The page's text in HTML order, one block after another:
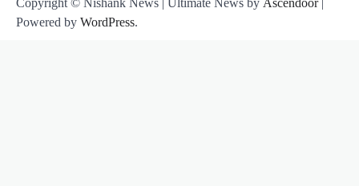
Copyright © Nishank News | Ultimate News by Ascendoor|
Powered by WordPress.